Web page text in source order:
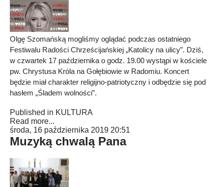
Olgę Szomańską mogliśmy oglądać podczas ostatniego
Festiwalu Radości Chrześcijańskiej „Katolicy na ulicy”. Dziś,
w czwartek 17 października o godz. 19.00 wystąpi w kościele
pw. Chrystusa Króla na Gołębiowie w Radomiu. Koncert
będzie miał charakter religijno-patriotyczny i odbędzie się pod
hasłem „Śladem wolności”.
Published in KULTURA
Read more...
środa, 16 października 2019 20:51
Muzyką chwalą Pana